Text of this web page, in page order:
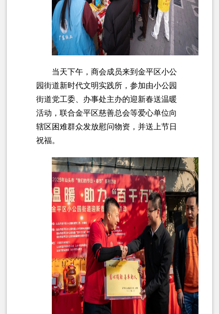
当天下午，商会成员来到金平区小公
园街道新时代文明实践所，参加由小公园
街道党工委、办事处主办的迎新春送温暖
活动，联合金平区慈善总会等爱心单位向
辖区困难群众发放慰问物资，并送上节日
祝福。